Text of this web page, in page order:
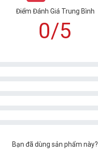
Điểm Đánh Giá Trung Bình
0/5
Bạn đã dùng sản phẩm này?